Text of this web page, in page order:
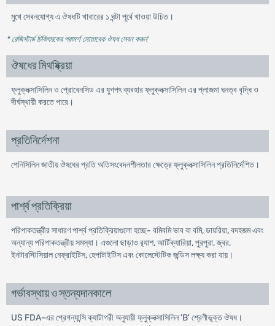
মুখে সেবনযোগ্য এ ঔষধটি খাবারের ১ ঘন্টা পূর্বে খাওয়া উচিত।
* রেজিস্টার্ড চিকিৎসকের পরামর্শ মোতাবেক ঔষধ সেবন করুন'
ঔষধের মিথষ্ক্রিয়া
ফ্লুক্লক্সাসিলিন ও প্রোবেনসিড এর যুগপৎ ব্যবহার ফ্লুক্লক্সাসিলিন এর প্লাজমা ঘনত্ব বৃদ্ধি ও
দীর্ঘস্থায়ী করতে পারে।
প্রতিনির্দেশনা
পেনিসিলিন জাতীয় ঔষধের প্রতি অতিসংবেদনশীলতার ক্ষেত্রে ফ্লুক্লক্সাসিলিন প্রতিনির্দেশিত।
পার্শ্ব প্রতিক্রিয়া
পরিপাকতন্ত্রীর সাধারণ পার্শ্ব প্রতিক্রিয়াগুলো হচ্ছে- বমিবমি ভাব বা বমি, ডায়রিয়া, বদহজম এবং
অন্যান্য পরিপাকতন্ত্রীয় সমস্যা। এগুলো ছাড়াও র‌্যাশ, আর্টিক্যারিয়া, পুরপুরা, জ্বর,
ইনটারস্টিসিয়াল নেফ্রাইটিস, হেপাটাইটিস এবং কোলেস্টেটিক জন্ডিস লক্ষ্য করা যায়।
গর্ভাবস্থায় ও স্তন্যদানকালে
US FDA-এর প্রেগন্যান্সি ক্যাটাগরী অনুযায়ী ফ্লুক্লক্সাসিলিন 'B' শ্রেণীভূক্ত ঔষধ।